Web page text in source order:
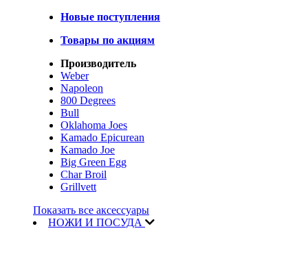
Новые поступления
Товары по акциям
Производитель
Weber
Napoleon
800 Degrees
Bull
Oklahoma Joes
Kamado Epicurean
Kamado Joe
Big Green Egg
Char Broil
Grillvett
Показать все аксессуары
НОЖИ И ПОСУДА